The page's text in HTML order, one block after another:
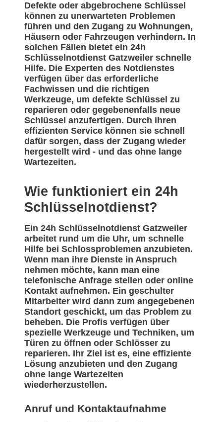
Defekte oder abgebrochene Schlüssel
können zu unerwarteten Problemen
führen und den Zugang zu Wohnungen,
Häusern oder Fahrzeugen verhindern. In
solchen Fällen bietet ein 24h
Schlüsselnotdienst Gatzweiler schnelle
Hilfe. Die Experten des Notdienstes
verfügen über das erforderliche
Fachwissen und die richtigen
Werkzeuge, um defekte Schlüssel zu
reparieren oder gegebenenfalls neue
Schlüssel anzufertigen. Durch ihren
effizienten Service können sie schnell
dafür sorgen, dass der Zugang wieder
hergestellt wird - und das ohne lange
Wartezeiten.
Wie funktioniert ein 24h
Schlüsselnotdienst?
Ein 24h Schlüsselnotdienst Gatzweiler
arbeitet rund um die Uhr, um schnelle
Hilfe bei Schlossproblemen anzubieten.
Wenn man ihre Dienste in Anspruch
nehmen möchte, kann man eine
telefonische Anfrage stellen oder online
Kontakt aufnehmen. Ein geschulter
Mitarbeiter wird dann zum angegebenen
Standort geschickt, um das Problem zu
beheben. Die Profis verfügen über
spezielle Werkzeuge und Techniken, um
Türen zu öffnen oder Schlösser zu
reparieren. Ihr Ziel ist es, eine effiziente
Lösung anzubieten und den Zugang
ohne lange Wartezeiten
wiederherzustellen.
Anruf und Kontaktaufnahme